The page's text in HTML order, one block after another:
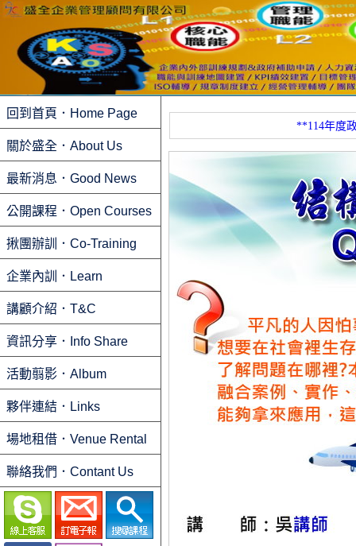
回到首頁．Home Page
關於盛全．About Us
最新消息．Good News
公開課程．Open Courses
揪團辦訓．Co-Training
企業內訓．Learn
講顧介紹．T&C
資訊分享．Info Share
活動翦影．Album
夥伴連結．Links
場地租借．Venue Rental
聯絡我們．Contant Us
**114年度政府